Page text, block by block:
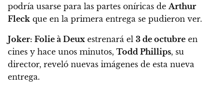
podría usarse para las partes oníricas deArthur
Fleck que en la primera entrega se pudieron ver.
Joker: Folie à Deuxestrenará el 3 de octubre en
cines y hace unos minutos, Todd Phillips, su
director, reveló nuevas imágenes de esta nueva
entrega.